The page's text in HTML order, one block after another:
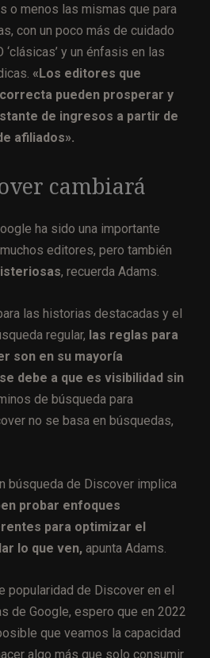
o menos las mismas que para
con un poco más de cuidado
y un énfasis en las
«Los editores que
pueden prosperar y
de ingresos a partir de
afiliados».
cambiará
ha sido una importante
editores, pero también
, recuerda Adams.
las historias destacadas y el
regular, las reglas para
son en su mayoría
debe a que es visibilidad sin
de búsqueda para
no se basa en búsquedas,
búsqueda de Discover implica
probar enfoques
para optimizar el
lo que ven, apunta Adams.
popularidad de Discover en el
de Google, espero que en 2022
que veamos la capacidad
algo más que solo consumir